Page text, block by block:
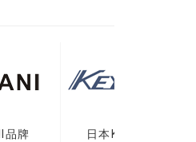
日本KEYLEX机械锁